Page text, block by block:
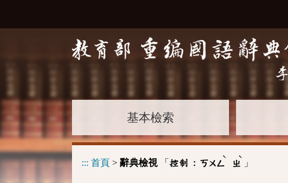
基本檢索
::: 首頁 > 辭典檢視「 控制 : ㄎㄨㄥ
ˋ
ㄓ
ˋ
」